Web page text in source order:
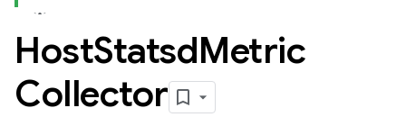
HostStatsdMetric
Collector